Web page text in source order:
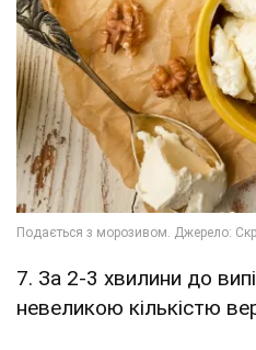
7. За 2-3 хвилини до
невеликою кількістю